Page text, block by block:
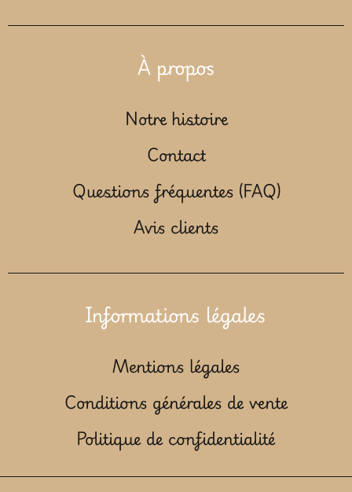
À propos
Notre histoire
Contact
Questions fréquentes (FAQ)
Avis clients
Informations légales
Mentions légales
Conditions générales de vente
Politique de confidentialité